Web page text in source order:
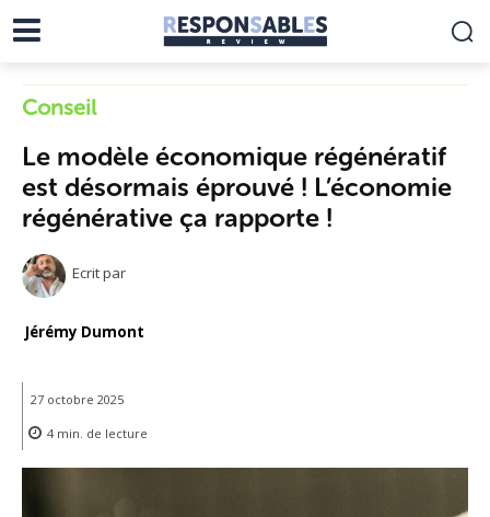
Conseil
Le modèle économique régénératif
est désormais éprouvé ! L’économie
régénérative ça rapporte !
Ecrit par
Jérémy Dumont
27 octobre 2025
4 min. de lecture